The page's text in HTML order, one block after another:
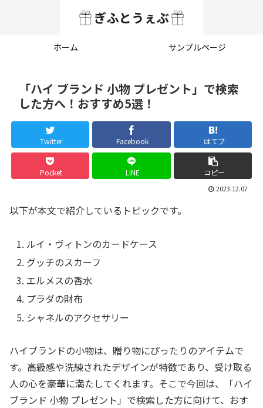
ホーム サンプルページ
「ハイ ブランド 小物 プレゼント」で検索
した方へ！おすすめ5選！
Twitter Facebook はてブ
Pocket LINE コピー
2023.12.07
以下が本文で紹介しているトピックです。
ルイ・ヴィトンのカードケース
グッチのスカーフ
エルメスの香水
プラダの財布
シャネルのアクセサリー
ハイブランドの小物は、贈り物にぴったりのアイテムで
す。高級感や洗練されたデザインが特徴であり、受け取る
人の心を豪華に満たしてくれます。そこで今回は、「ハイ
ブランド 小物 プレゼント」で検索した方に向けて、おす